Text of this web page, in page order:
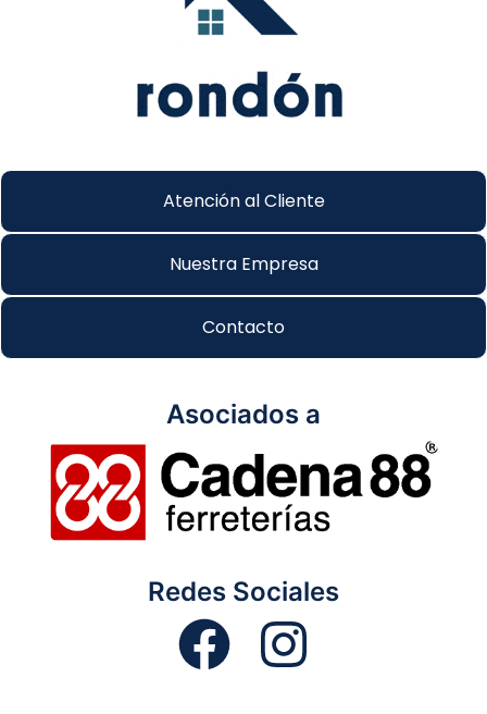
Atención al Cliente
Nuestra Empresa
Contacto
Asociados a
Redes Sociales